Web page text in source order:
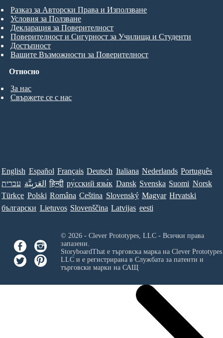
Относно
За нас
Свържете се с нас
Разказ за Авторски Права и Използване
Условия за Ползване
Декларация за Поверителност
Поверителност и Сигурност за Училища и Студенти
Достъпност
Вашите Възможности за Поверителност
English Español Français Deutsch Italiana Nederlands Português
עברית العَرَبِيَّة हिन्दी ру́сский язы́к Dansk Svenska Suomi Norsk
Türkçe Polski Româna Ceština Slovenský Magyar Hrvatski
български Lietuvos Slovenščina Latvijas eesti
© 2026 - Clever Prototypes, LLC - Всички права
запазени.
StoryboardThat е търговска марка на Clever
LLCи е регистрирана в Службата за патенти и
търговски марки на САЩ